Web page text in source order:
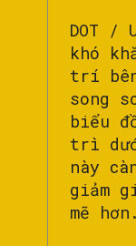
DOT /
khó
trí
song
biểu
trì
này
giảm
mẽ hơn.